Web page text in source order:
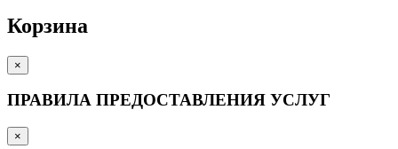
Корзина
×
ПРАВИЛА ПРЕДОСТАВЛЕНИЯ УСЛУГ
×